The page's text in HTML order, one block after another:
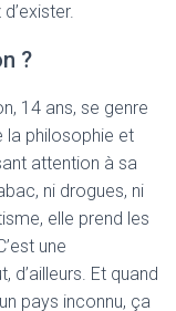
?
14 ans, se genre
la philosophie et
attention à sa
ni drogues, ni
elle prend les
une
d’ailleurs. Et quand
pays inconnu, ça